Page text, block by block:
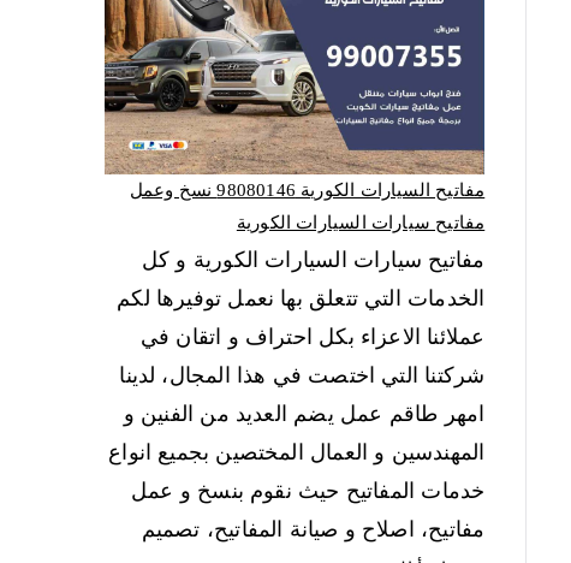
مفاتيح السيارات الكورية 98080146‬ نسخ وعمل
مفاتيح سيارات السيارات الكورية
مفاتيح سيارات السيارات الكورية و كل
الخدمات التي تتعلق بها نعمل توفيرها لكم
عملائنا الاعزاء بكل احتراف و اتقان في
شركتنا التي اختصت في هذا المجال، لدينا
امهر طاقم عمل يضم العديد من الفنين و
المهندسين و العمال المختصين بجميع انواع
خدمات المفاتيح حيث نقوم بنسخ و عمل
مفاتيح، اصلاح و صيانة المفاتيح، تصميم